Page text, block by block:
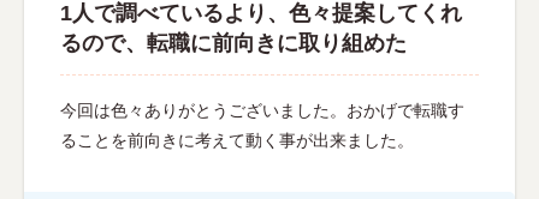
1人で調べているより、色々提案してくれ
るので、転職に前向きに取り組めた
今回は色々ありがとうございました。おかげで転職す
ることを前向きに考えて動く事が出来ました。